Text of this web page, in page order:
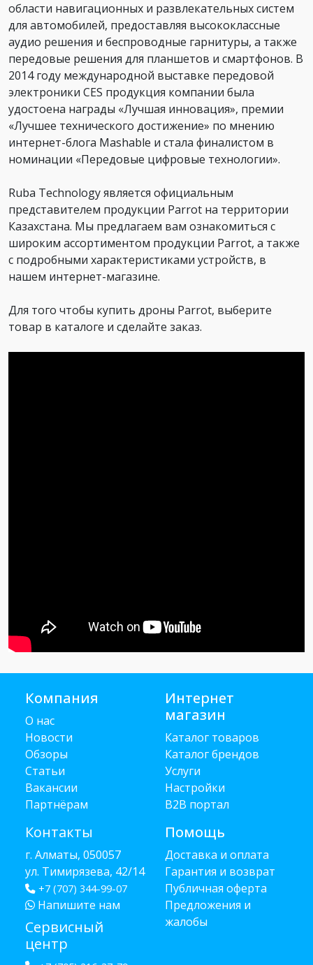
области навигационных и развлекательных систем
для автомобилей, предоставляя высококлассные
аудио решения и беспроводные гарнитуры, а также
передовые решения для планшетов и смартфонов. В
2014 году международной выставке передовой
электроники CES продукция компании была
удостоена награды «Лучшая инновация», премии
«Лучшее технического достижение» по мнению
интернет-блога Mashable и стала финалистом в
номинации «Передовые цифровые технологии».
Ruba Technology является официальным
представителем продукции Parrot на территории
Казахстана. Мы предлагаем вам ознакомиться с
широким ассортиментом продукции Parrot, а также
с подробными характеристиками устройств, в
нашем интернет-магазине.
Для того чтобы купить дроны Parrot, выберите
товар в каталоге и сделайте заказ.
Компания
О нас
Новости
Обзоры
Статьи
Вакансии
Партнёрам
Контакты
г. Алматы, 050057
ул. Тимирязева, 42/14
+7 (707) 344-99-07
Напишите нам
Сервисный
центр
Интернет
магазин
Каталог товаров
Каталог брендов
Услуги
Настройки
B2B портал
Помощь
Доставка и оплата
Гарантия и возврат
Публичная оферта
Предложения и
жалобы